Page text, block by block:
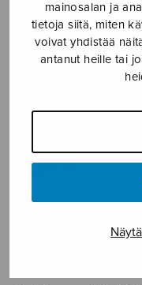
mainosalan ja
tietoja siitä, miten
voivat yhdistää
antanut heille tai
4,30€
Koululaulurondo
opettajasekakuorolle